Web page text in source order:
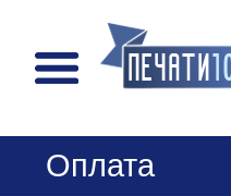
Оплата